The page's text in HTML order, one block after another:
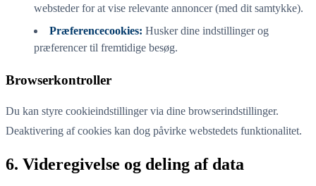
websteder for at vise relevante annoncer (med dit samtykke).
Præferencecookies: Husker dine indstillinger og
præferencer til fremtidige besøg.
Browserkontroller
Du kan styre cookieindstillinger via dine browserindstillinger.
Deaktivering af cookies kan dog påvirke webstedets funktionalitet.
6. Videregivelse og deling af data